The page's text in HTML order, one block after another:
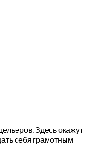
Здесь окажут
себя грамотным